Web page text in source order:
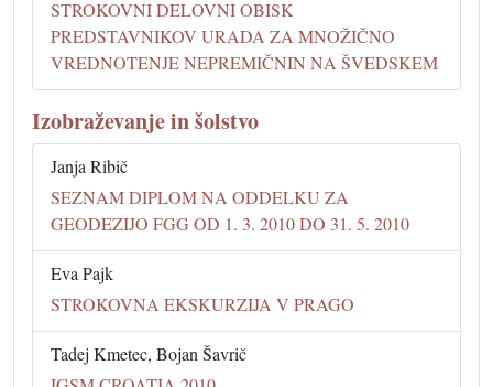
STROKOVNI DELOVNI OBISK
PREDSTAVNIKOV URADA ZA MNOŽIČNO
VREDNOTENJE NEPREMIČNIN NA ŠVEDSKEM
Izobraževanje in šolstvo
Janja Ribič
SEZNAM DIPLOM NA ODDELKU ZA
GEODEZIJO FGG OD 1. 3. 2010 DO 31. 5. 2010
Eva Pajk
STROKOVNA EKSKURZIJA V PRAGO
Tadej Kmetec, Bojan Šavrič